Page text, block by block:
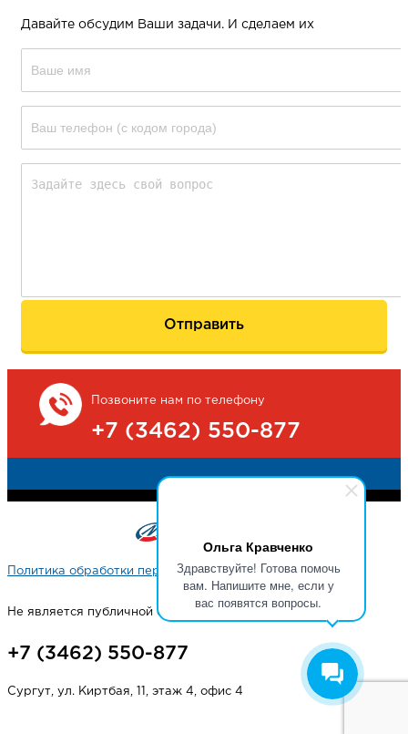
Ольга Кравченко
Здравствуйте! Готова помочь
вам. Напишите мне, если у
вас появятся вопросы.
Давайте обсудим Ваши задачи. И сделаем их
Позвоните нам по телефону
+7 (3462) 550-877
Политика обработки персональных данных
Не является публичной офертой
+7 (3462) 550-877
Сургут, ул. Киртбая, 11, этаж 4, офис 4